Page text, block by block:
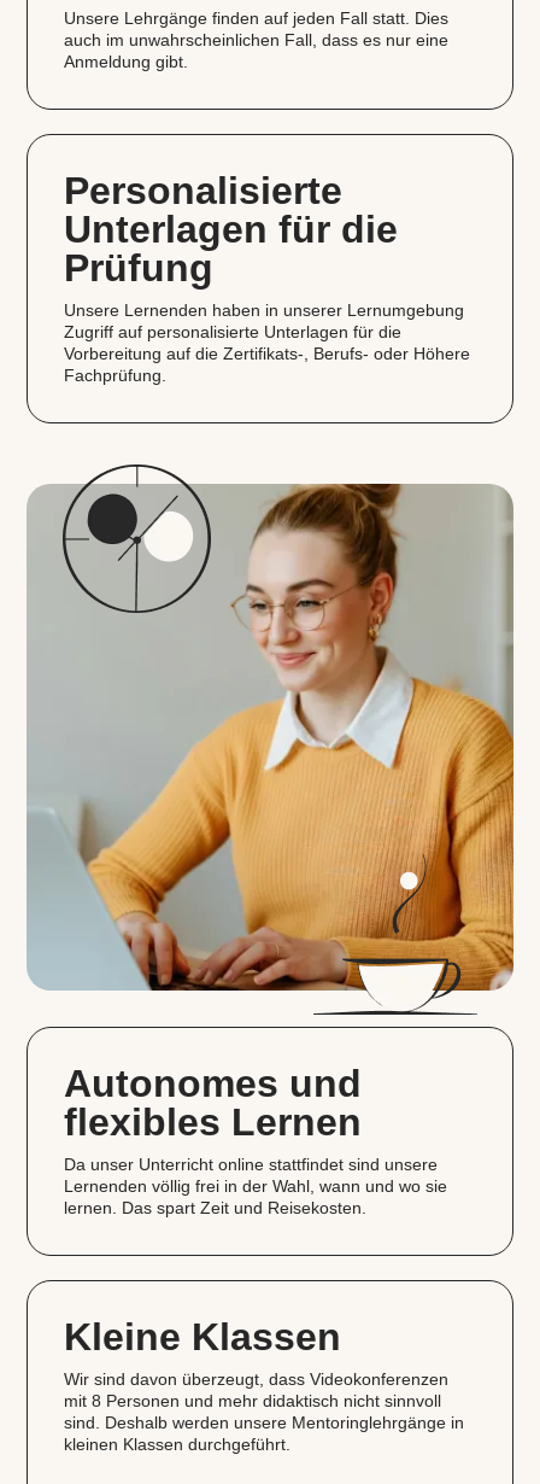
Unsere Lehrgänge finden auf jeden Fall statt. Dies
auch im unwahrscheinlichen Fall, dass es nur eine
Anmeldung gibt.
Personalisierte
Unterlagen für die
Prüfung
Unsere Lernenden haben in unserer Lernumgebung
Zugriff auf personalisierte Unterlagen für die
Vorbereitung auf die Zertifikats‑, Berufs- oder Höhere
Fachprüfung.
Autonomes und
flexibles Lernen
Da unser Unterricht online stattfindet sind unsere
Lernenden völlig frei in der Wahl, wann und wo sie
lernen. Das spart Zeit und Reisekosten.
Kleine Klassen
Wir sind davon überzeugt, dass Videokonferenzen
mit 8 Personen und mehr didaktisch nicht sinnvoll
sind. Deshalb werden unsere Mentoringlehrgänge in
kleinen Klassen durchgeführt.